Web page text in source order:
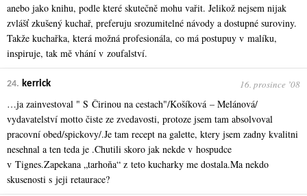
anebo jako knihu, podle které skutečně mohu vařit. Jelikož nejsem nijak
zvlášť zkušený kuchař, preferuju srozumitelné návody a dostupné suroviny.
Takže kuchařka, která možná profesionála, co má postupuy v malíku,
inspiruje, tak mě vhání v zoufalství.
24. kerrick 16. prosince ʼ08
…ja zainvestoval " S Čirinou na cestach"/Košíková – Melánová/
vydavatelství motto čiste ze zvedavosti, protoze jsem tam absolvoval
pracovní obed/spickovy/.Je tam recept na galette, ktery jsem zadny kvalitni
nesehnal a ten teda je .Chutili skoro jak nekde v hospudce
v Tignes.Zapekana „tarhoňa“ z teto kucharky me dostala.Ma nekdo
skusenosti s jeji retaurace?